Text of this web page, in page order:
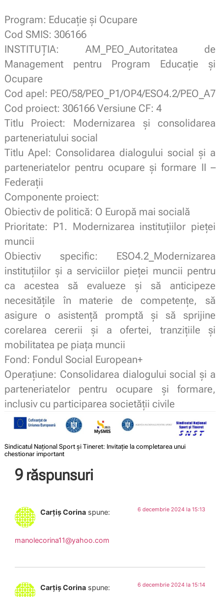
Program: Educație și Ocupare
Cod SMIS: 306166
INSTITUȚIA: AM_PEO_Autoritatea de
Management pentru Program Educație și
Ocupare
Cod apel: PEO/58/PEO_P1/OP4/ESO4.2/PEO_A7
Cod proiect: 306166 Versiune CF: 4
Titlu Proiect: Modernizarea și consolidarea
parteneriatului social
Titlu Apel: Consolidarea dialogului social și a
parteneriatelor pentru ocupare și formare II –
Federații
Componente proiect:
Obiectiv de politică: O Europă mai socială
Prioritate: P1. Modernizarea instituțiilor pieței
muncii
Obiectiv specific: ESO4.2_Modernizarea
instituțiilor și a serviciilor pieței muncii pentru
ca acestea să evalueze și să anticipeze
necesitățile în materie de competențe, să
asigure o asistență promptă și să sprijine
corelarea cererii și a ofertei, tranzițiile și
mobilitatea pe piața muncii
Fond: Fondul Social European+
Operațiune: Consolidarea dialogului social și a
parteneriatelor pentru ocupare și formare,
inclusiv cu participarea societății civile
Sindicatul Național Sport și Tineret: Invitație la completarea unui
chestionar important
9 răspunsuri
Carțiș Corina spune: 6 decembrie 2024 la 15:13
manolecorina11@yahoo.com
Carțiș Corina spune: 6 decembrie 2024 la 15:14